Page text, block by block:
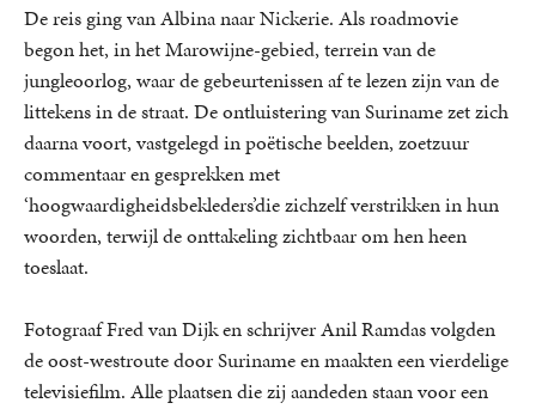
De reis ging van Albina naar Nickerie. Als roadmovie
begon het, in het Marowijne-gebied, terrein van de
jungleoorlog, waar de gebeurtenissen af te lezen zijn van de
littekens in de straat. De ontluistering van Suriname zet zich
daarna voort, vastgelegd in poëtische beelden, zoetzuur
commentaar en gesprekken met
‘hoogwaardigheidsbekleders’die zichzelf verstrikken in hun
woorden, terwijl de onttakeling zichtbaar om hen heen
toeslaat.
Fotograaf Fred van Dijk en schrijver Anil Ramdas volgden
de oost-westroute door Suriname en maakten een vierdelige
televisiefilm. Alle plaatsen die zij aandeden staan voor een